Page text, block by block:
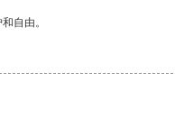
自由。